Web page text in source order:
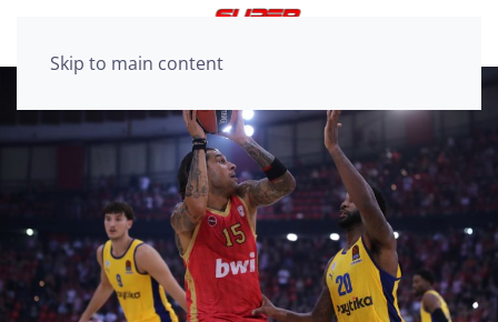
Skip to main content